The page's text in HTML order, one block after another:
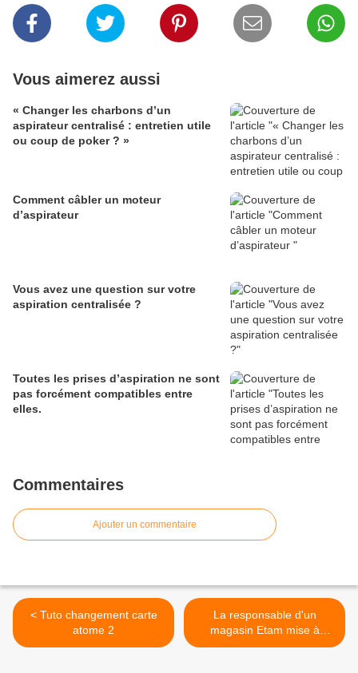
Vous aimerez aussi
« Changer les charbons d’un
aspirateur centralisé : entretien utile
ou coup de poker ? »
Comment câbler un moteur
d’aspirateur
Vous avez une question sur votre
aspiration centralisée ?
Toutes les prises d’aspiration ne sont
pas forcément compatibles entre
elles.
Commentaires
Ajouter un commentaire
< Tuto changement carte
atome 2
La responsable d'un
magasin Etam mise à
pied... >